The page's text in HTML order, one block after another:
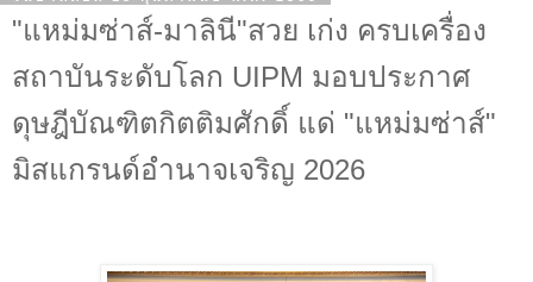
"แหม่มซ่าส์-มาลินี"สวย เก่ง ครบเครื่อง
สถาบันระดับโลก UIPM มอบประกาศ
ดุษฎีบัณฑิตกิตติมศักดิ์ แด่ "แหม่มซ่าส์"
มิสแกรนด์อำนาจเจริญ 2026